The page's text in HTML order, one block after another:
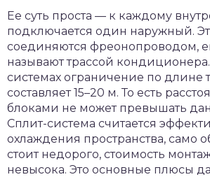
Ее суть проста — к каждому
подключается один наружный.
соединяются фреонопроводом,
называют трассой
системах ограничение по длине
составляет 15–20 м. То есть
блоками не может превышать
Сплит-система считается
охлаждения пространства, само
стоит недорого, стоимость
невысока. Это основные плюсы